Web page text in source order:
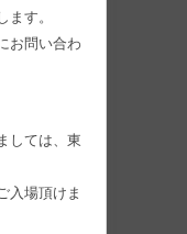
す。
お問い合わ
しては、東
入場頂けま